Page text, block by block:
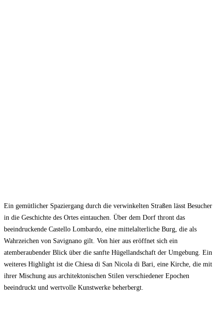
Ein gemütlicher Spaziergang durch die verwinkelten Straßen lässt Besucher
in die Geschichte des Ortes eintauchen. Über dem Dorf thront das
beeindruckende Castello Lombardo, eine mittelalterliche Burg, die als
Wahrzeichen von Savignano gilt. Von hier aus eröffnet sich ein
atemberaubender Blick über die sanfte Hügellandschaft der Umgebung. Ein
weiteres Highlight ist die Chiesa di San Nicola di Bari, eine Kirche, die mit
ihrer Mischung aus architektonischen Stilen verschiedener Epochen
beeindruckt und wertvolle Kunstwerke beherbergt.